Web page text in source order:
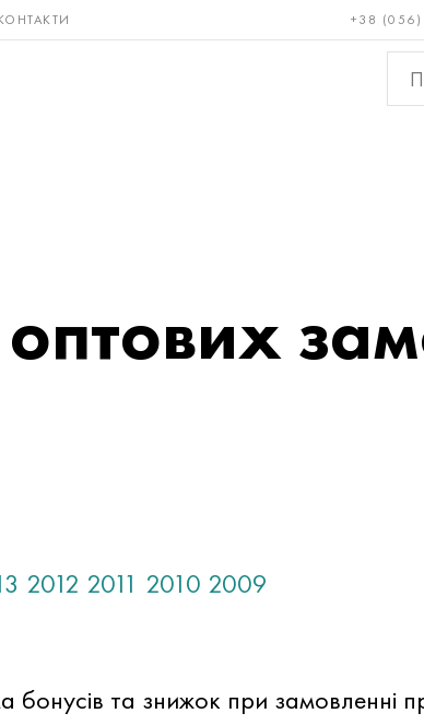
+38
і Бронза, мідь,
2012 2011 2010 2009
та знижок при замовленні